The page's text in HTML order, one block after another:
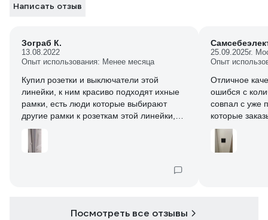
Написать отзыв
Зограб К.
13.08.2022
Опыт использования: Менее месяца
Купил розетки и выключатели этой
линейки, к ним красиво подходят ихные
рамки, есть люди которые выбирают
другие рамки к розеткам этой линейки,
но они отличаются и по цветам и по
дизайну и смотрятся не очень, советую
именно эти рамки к Шнайдер дизайну,
же, хорошие рамки, легко монтируются.
25.09.2025г.
Опыт
Отличное
ошибся с
совпал с уже приобретенными рамками,
которые
Упаковка
Посмотреть все отзывы